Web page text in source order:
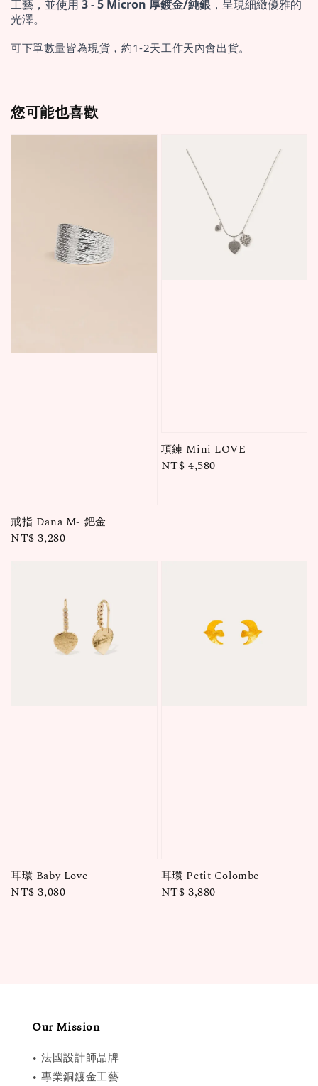
工藝，並使用 3 - 5 Micron 厚鍍金/純銀 ，呈現細緻優雅的
光澤。
可下單數量皆為現貨，約1-2天工作天內會出貨。
您可能也喜歡
戒指 Dana M- 鈀金
Regular
NT$ 3,280
項鍊 Mini LOVE
Regular
NT$ 4,580
耳環 Baby Love
Regular
NT$ 3,080
耳環 Petit Colombe
Regular
NT$ 3,880
Our Mission
• 法國設計師品牌
• 專業銅鍍金工藝